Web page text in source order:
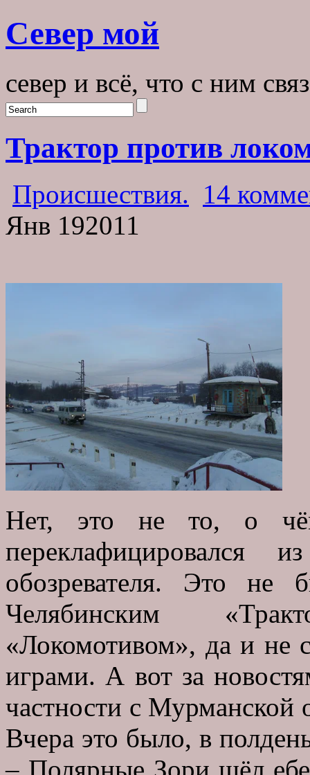
Север мой
север и всё, что с ним
Трактор против
Происшествия. 14
Янв 192011
Нет, это не то, о
переклафицировался
обозревателя. Это
Челябинским
«Локомотивом», да и не
играми. А вот за
частности с Мурманской
Вчера это было, в
– Полярные Зори шёл